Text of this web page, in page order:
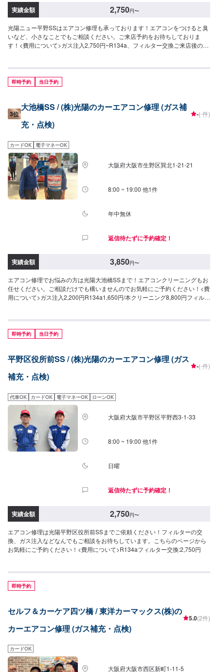
実績金額 2,750円〜
光陽ニュー平野SSはエアコン修理も承っております！エアコンをつけると臭
いなど、小さなことでもご相談ください。ご来店予約をお待ちしておりま
す！<費用について>ガス注入2,750円~R134a、フィルター交換ご来店後のお
即時予約 当日予約
3位
大池橋SS / (株)光陽のカーエアコン修理 (ガス補
充・点検)
-(-件)
カードOK 電子マネーOK
大阪府大阪市生野区巽北1-21-21
8:00 ~ 19:00 他1件
年中無休
返信待たずに予約確定！
実績金額 3,850円〜
エアコン修理でお悩みの方は光陽大池橋SSまで！エアコンクリーニングもお
任せください。ご相談だけでも構いませんのでお気軽にご予約ください！<費
用について>ガス注入2,200円R134a1,650円/本クリーニング8,800円フィルタ
即時予約 当日予約
平野区役所前SS / (株)光陽のカーエアコン修理 (ガス
補充・点検)
-(-件)
代車OK カードOK 電子マネーOK ローンOK
大阪府大阪市平野区平野西3-1-33
8:00 ~ 19:00 他1件
日曜
返信待たずに予約確定！
実績金額 2,750円〜
エアコン修理は光陽平野区役所前SSまでご依頼ください！フィルターの交
換、ガス注入などなんでもご相談をお待ちしています。こちらのページから
お気軽にご予約ください！<費用について>R134aフィルター交換:2,750円
即時予約
セルフ＆カーケア四ツ橋 / 東洋カーマックス(株)の
カーエアコン修理 (ガス補充・点検)
5.0(2件)
カードOK
大阪府大阪市西区新町1-11-5